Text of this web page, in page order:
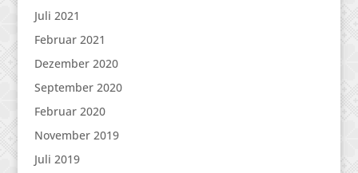
Juli 2021
Februar 2021
Dezember 2020
September 2020
Februar 2020
November 2019
Juli 2019